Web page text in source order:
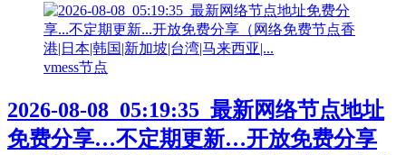
vmess节点
2026-08-08_05:19:35_最新网络节点地址
免费分享…不定期更新…开放免费分享